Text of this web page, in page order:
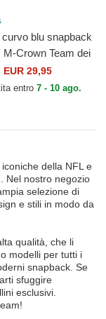
blu snapback
M-Crown Team dei
NFL di New
EUR 29,95
entro 7 - 10 ago.
della NFL e
Nel nostro negozio
selezione di
e stili in modo da
qualità, che li
modelli per tutti i
snapback. Se
sfuggire
esclusivi.